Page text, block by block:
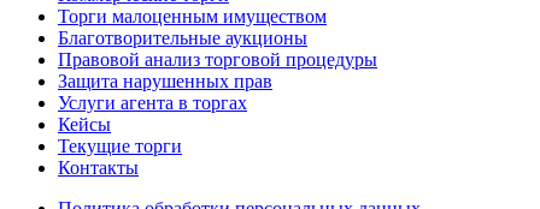
Торги малоценным имуществом
Благотворительные аукционы
Правовой анализ торговой процедуры
Защита нарушенных прав
Услуги агента в торгах
Кейсы
Текущие торги
Контакты